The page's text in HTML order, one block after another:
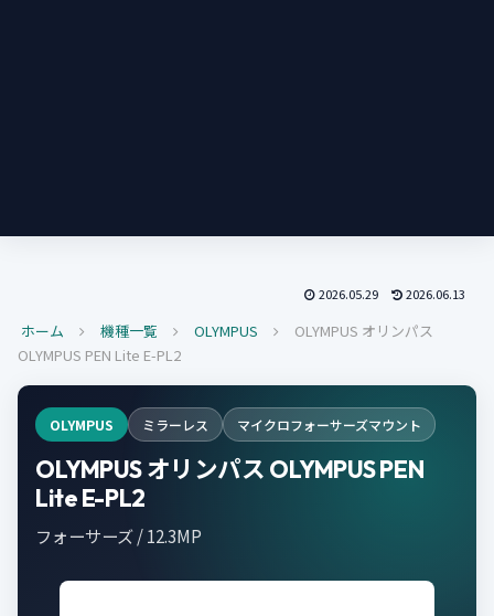
2026.05.29 2026.06.13
ホーム 機種一覧 OLYMPUS
OLYMPUS オリンパス
OLYMPUS PEN Lite E-PL2
OLYMPUS ミラーレス マイクロフォーサーズマウント
OLYMPUS オリンパス OLYMPUS PEN
Lite E-PL2
フォーサーズ / 12.3MP